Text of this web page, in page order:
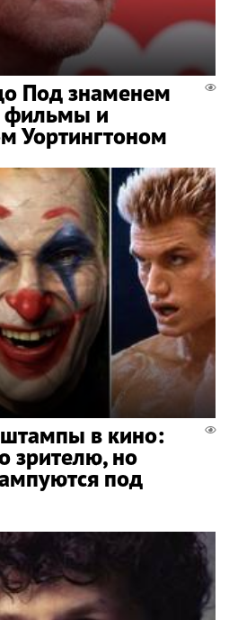
Под знаменем
фильмы и
Уортингтоном
в кино:
зрителю, но
под